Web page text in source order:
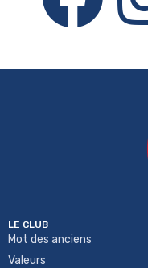
LE CLUB
Mot des anciens
Valeurs